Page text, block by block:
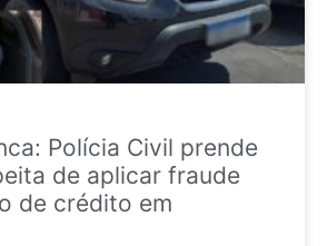
Polícia Civil prende
de aplicar fraude
de crédito em